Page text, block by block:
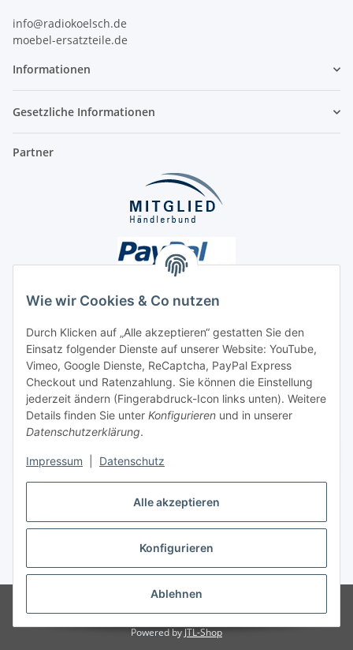
Alle akzeptieren
Konfigurieren
Ablehnen
Wie wir Cookies & Co nutzen
Durch Klicken auf „Alle akzeptieren“ gestatten Sie den
Einsatz folgender Dienste auf unserer Website: YouTube,
Vimeo, Google Dienste, ReCaptcha, PayPal Express
Checkout und Ratenzahlung. Sie können die Einstellung
jederzeit ändern (Fingerabdruck-Icon links unten). Weitere
Details finden Sie unter Konfigurieren und in unserer
Datenschutzerklärung.
Impressum Datenschutz
info@radiokoelsch.de
moebel-ersatzteile.de
Informationen
Gesetzliche Informationen
Partner
Unsere Seiten
Social Media
Vertrag widerrufen
* Alle Preise inkl. gesetzlicher USt., ** siehe Lieferbedingungen, zzgl.
Versand
Onlineshop für Endkunden und Wiederverkäufer
Powered byJTL-Shop